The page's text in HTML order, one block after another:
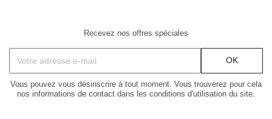
Recevez nos offres spéciales
Vous pouvez vous désinscrire à tout moment. Vous trouverez pour cela
nos informations de contact dans les conditions d'utilisation du site.